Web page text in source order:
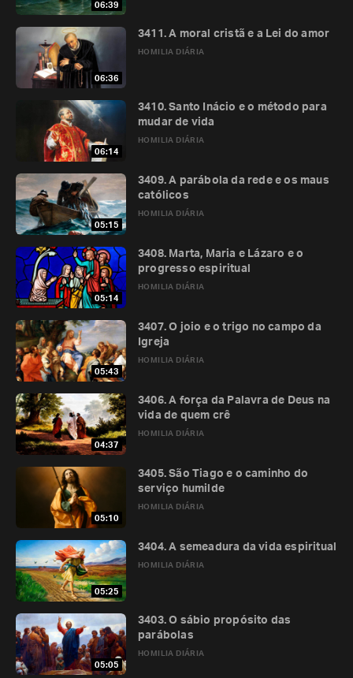
06:39
06:36
HOMILIA DIÁRIA
3411. A moral cristã e a Lei do amor
06:14
HOMILIA DIÁRIA
3410. Santo Inácio e o método para
mudar de vida
05:15
HOMILIA DIÁRIA
3409. A parábola da rede e os maus
católicos
05:14
HOMILIA DIÁRIA
3408. Marta, Maria e Lázaro e o
progresso espiritual
05:43
HOMILIA DIÁRIA
3407. O joio e o trigo no campo da
Igreja
04:37
HOMILIA DIÁRIA
3406. A força da Palavra de Deus na
vida de quem crê
05:10
HOMILIA DIÁRIA
3405. São Tiago e o caminho do
serviço humilde
05:25
HOMILIA DIÁRIA
3404. A semeadura da vida espiritual
05:05
HOMILIA DIÁRIA
3403. O sábio propósito das
parábolas